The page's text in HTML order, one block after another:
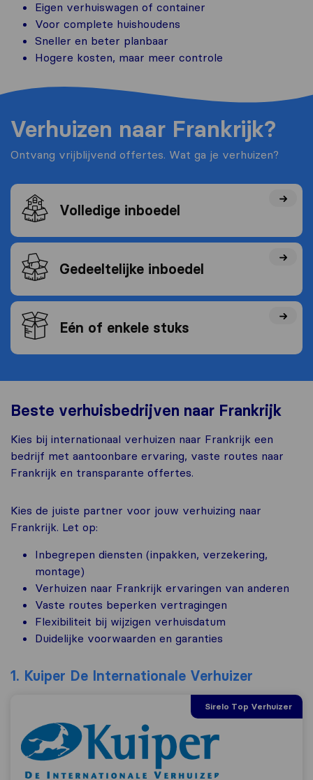
Eigen verhuiswagen of container
Voor complete huishoudens
Sneller en beter planbaar
Hogere kosten, maar meer controle
Verhuizen naar Frankrijk?
Ontvang vrijblijvend offertes. Wat ga je verhuizen?
Volledige inboedel
Gedeeltelijke inboedel
Eén of enkele stuks
Beste verhuisbedrijven naar Frankrijk
Kies bij internationaal verhuizen naar Frankrijk een
bedrijf met aantoonbare ervaring, vaste routes naar
Frankrijk en transparante offertes.
Kies de juiste partner voor jouw verhuizing naar
Frankrijk. Let op:
Inbegrepen diensten (inpakken, verzekering,
montage)
Verhuizen naar Frankrijk ervaringen van anderen
Vaste routes beperken vertragingen
Flexibiliteit bij wijzigen verhuisdatum
Duidelijke voorwaarden en garanties
1. Kuiper De Internationale Verhuizer
Sirelo Top Verhuizer
Kuiper De Internationale Verhuizer